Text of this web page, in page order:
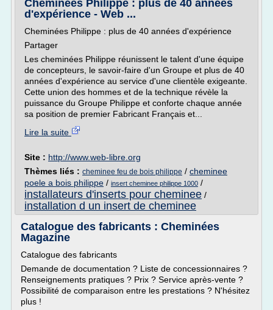
Cheminées Philippe : plus de 40 années
d'expérience - Web ...
Cheminées Philippe : plus de 40 années d'expérience
Partager
Les cheminées Philippe réunissent le talent d'une équipe
de concepteurs, le savoir-faire d'un Groupe et plus de 40
années d'expérience au service d'une clientèle exigeante.
Cette union des hommes et de la technique révèle la
puissance du Groupe Philippe et conforte chaque année
sa position de premier Fabricant Français et...
Lire la suite
Site : http://www.web-libre.org
Thèmes liés : cheminee feu de bois philippe / cheminee
poele a bois philippe / insert cheminee philippe 1000 /
installateurs d'inserts pour cheminee /
installation d un insert de cheminee
Catalogue des fabricants : Cheminées
Magazine
Catalogue des fabricants
Demande de documentation ? Liste de concessionnaires ?
Renseignements pratiques ? Prix ? Service après-vente ?
Possibilité de comparaison entre les prestations ? N'hésitez
plus !